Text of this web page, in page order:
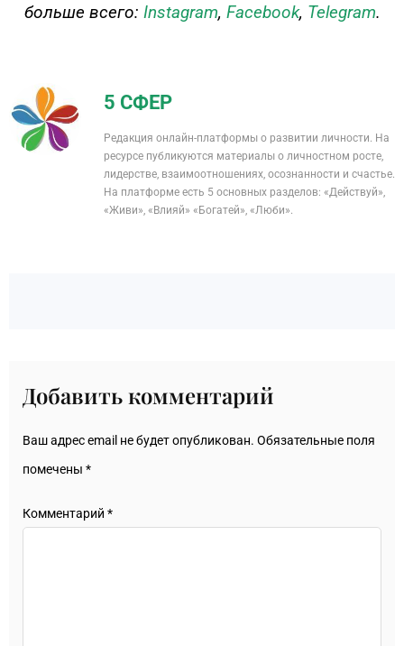
больше всего: Instagram, Facebook, Telegram.
5 СФЕР
Редакция онлайн-платформы о развитии личности. На
ресурсе публикуются материалы о личностном росте,
лидерстве, взаимоотношениях, осознанности и счастье.
На платформе есть 5 основных разделов: «Действуй»,
«Живи», «Влияй» «Богатей», «Люби».
Добавить комментарий
Ваш адрес email не будет опубликован. Обязательные поля
помечены *
Комментарий *